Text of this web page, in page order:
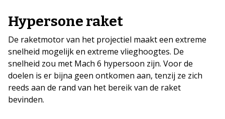
Hypersone raket
De raketmotor van het projectiel maakt een extreme
snelheid mogelijk en extreme vlieghoogtes. De
snelheid zou met Mach 6 hypersoon zijn. Voor de
doelen is er bijna geen ontkomen aan, tenzij ze zich
reeds aan de rand van het bereik van de raket
bevinden.